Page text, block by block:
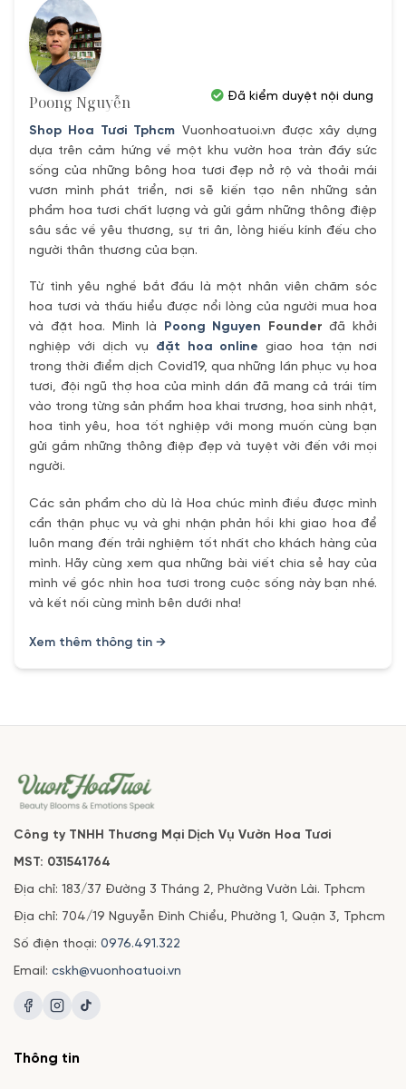
Poong Nguyễn
Shop Hoa Tươi Tphcm Vuonhoatuoi.vn được xây dựng
dựa trên cảm hứng về một khu vườn hoa tràn đầy sức
sống của những bông hoa tươi đẹp nở rộ và thoải mái
vươn mình phát triển, nơi sẽ kiến tạo nên những sản
phẩm hoa tươi chất lượng và gửi gắm những thông điệp
sâu sắc về yêu thương, sự tri ân, lòng hiếu kính đếu cho
người thân thương của bạn.
Từ tình yêu nghề bắt đầu là một nhân viên chăm sóc
hoa tươi và thấu hiểu được nổi lòng của người mua hoa
và đặt hoa. Mình là Poong Nguyen Founder đã khởi
nghiệp với dịch vụ đặt hoa online giao hoa tận nơi
trong thời điểm dịch Covid19, qua những lần phục vụ hoa
tươi, đội ngũ thợ hoa của mình dần đã mang cả trái tím
vào trong từng sản phẩm hoa khai trương, hoa sinh nhật,
hoa tình yêu, hoa tốt nghiệp với mong muốn cùng bạn
gửi gắm những thông điệp đẹp và tuyệt vời đến với mọi
người.
Các sản phẩm cho dù là Hoa chúc mình điều được mình
cẩn thận phục vụ và ghi nhận phản hồi khi giao hoa để
luôn mang đến trải nghiệm tốt nhất cho khách hàng của
mình. Hãy cùng xem qua những bài viết chia sẻ hay của
mình về góc nhìn hoa tươi trong cuộc sống này bạn nhé.
và kết nối cùng mình bên dưới nha!
Xem thêm thông tin →
Đã kiểm duyệt nội dung
Công ty TNHH Thương Mại Dịch Vụ Vườn Hoa Tươi
MST: 031541764
Địa chỉ: 183/37 Đường 3 Tháng 2, Phường Vườn Lài. Tphcm
Địa chỉ: 704/19 Nguyễn Đình Chiểu, Phường 1, Quận 3, Tphcm
Số điện thoại: 0976.491.322
Email: cskh@vuonhoatuoi.vn
Thông tin